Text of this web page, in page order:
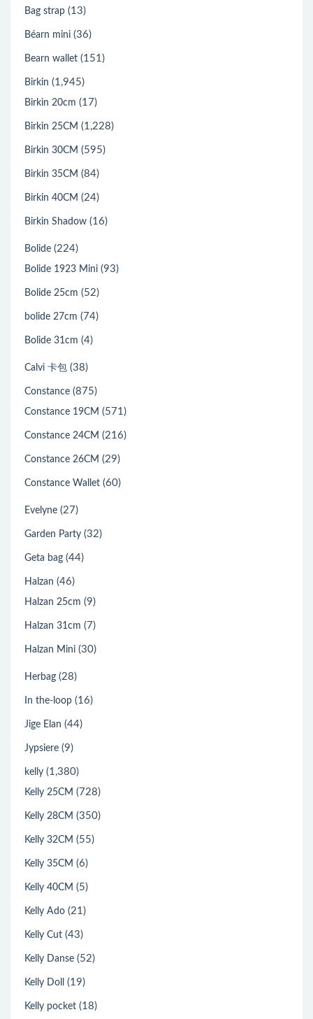
Bag strap (13)
Béarn mini (36)
Bearn wallet (151)
Birkin (1,945)
Birkin 20cm (17)
Birkin 25CM (1,228)
Birkin 30CM (595)
Birkin 35CM (84)
Birkin 40CM (24)
Birkin Shadow (16)
Bolide (224)
Bolide 1923 Mini (93)
Bolide 25cm (52)
bolide 27cm (74)
Bolide 31cm (4)
Calvi 卡包 (38)
Constance (875)
Constance 19CM (571)
Constance 24CM (216)
Constance 26CM (29)
Constance Wallet (60)
Evelyne (27)
Garden Party (32)
Geta bag (44)
Halzan (46)
Halzan 25cm (9)
Halzan 31cm (7)
Halzan Mini (30)
Herbag (28)
In the-loop (16)
Jige Elan (44)
Jypsiere (9)
kelly (1,380)
Kelly 25CM (728)
Kelly 28CM (350)
Kelly 32CM (55)
Kelly 35CM (6)
Kelly 40CM (5)
Kelly Ado (21)
Kelly Cut (43)
Kelly Danse (52)
Kelly Doll (19)
Kelly pocket (18)